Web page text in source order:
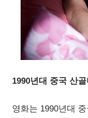
1990년대 중국 산
영화는 1990년대